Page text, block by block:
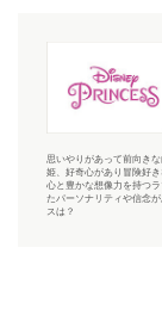
思いやりがあって前向き
姫、好奇心があり冒険好
心と豊かな想像力を持つ
たパーソナリティや信念
スは？